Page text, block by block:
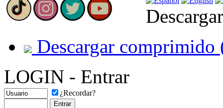
Descargar comprimido
LOGIN - Entrar
¿Recordar?